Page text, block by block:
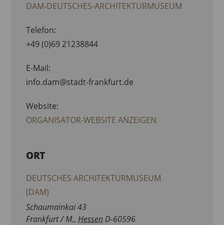
ORT
DEUTSCHES ARCHITEKTURMUSEUM
(DAM)
Schaumainkai 43
Frankfurt / M., Hessen D-60596
DAM-DEUTSCHES-ARCHITEKTURMUSEUM
Telefon:
+49 (0)69 21238844
E-Mail:
info.dam@stadt-frankfurt.de
Website:
ORGANISATOR-WEBSITE ANZEIGEN